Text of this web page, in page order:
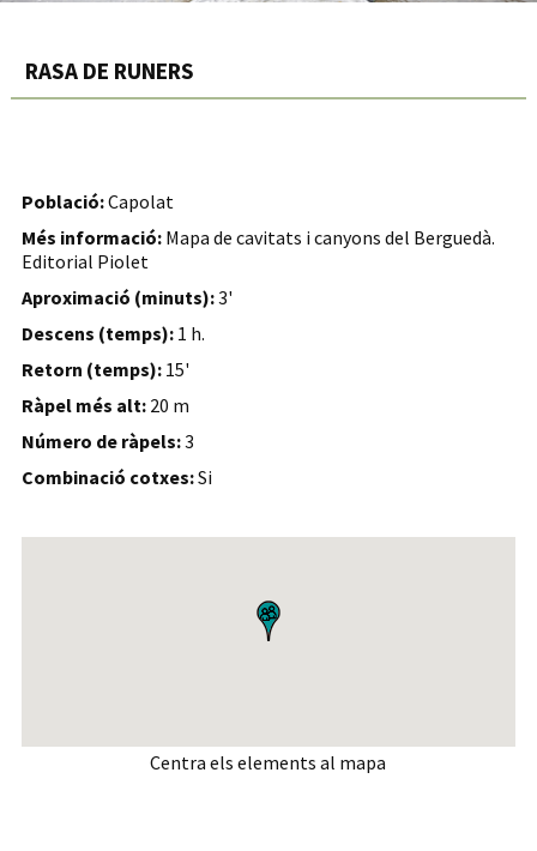
RASA DE RUNERS
Població:Capolat
Més informació: Mapa de cavitats i canyons del Berguedà.
Editorial Piolet
Aproximació (minuts):3'
Descens (temps): 1 h.
Retorn (temps): 15'
Ràpel més alt: 20 m
Número de ràpels:3
Combinació cotxes:Si
Centra els elements al mapa